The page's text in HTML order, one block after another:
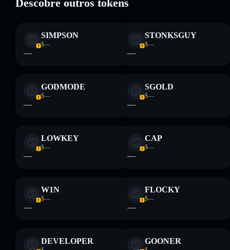
não constitui aconselhamento financeiro. Faz sempre a tua
pesquisa. Dados fornecidos pelo rugcheck.xyz.
Descobre outros tokens
SIMPSON
$—
—
STONKSGUY
$—
—
GODMODE
$—
—
SGOLD
$—
—
LOWKEY
$—
—
CAP
$—
—
W1N
$—
—
FLOCKY
$—
—
DEVELOPER GOONER